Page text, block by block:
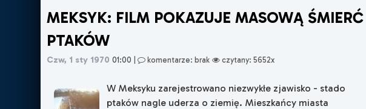
MEKSYK: FILM POKAZUJE MASOWĄ ŚMIERĆ
PTAKÓW
Czw, 1 sty 1970 01:00 | komentarze: brak czytany: 5652x
W Meksyku zarejestrowano niezwykłe zjawisko - stado
ptaków nagle uderza o ziemię. Mieszkańcy miasta